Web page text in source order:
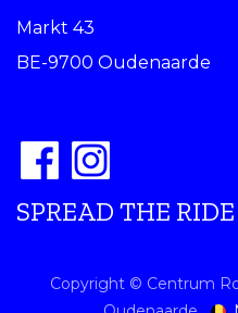
Markt 43
BE-9700 Oudenaarde
SPREAD THE
Copyright © Centrum